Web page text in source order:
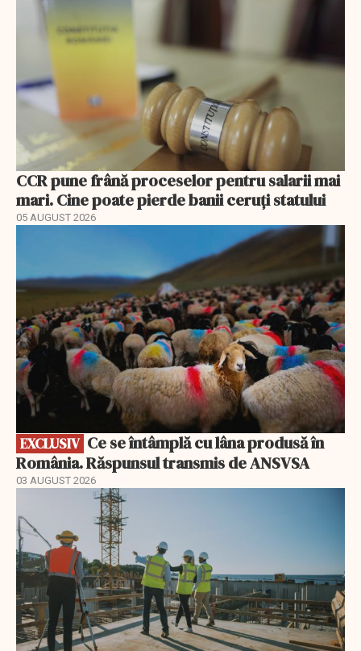
CCR pune frână proceselor pentru salarii mai
mari. Cine poate pierde banii ceruți statului
05 AUGUST 2026
EXCLUSIV
România. Răspunsul transmis de ANSVSA
03 AUGUST 2026